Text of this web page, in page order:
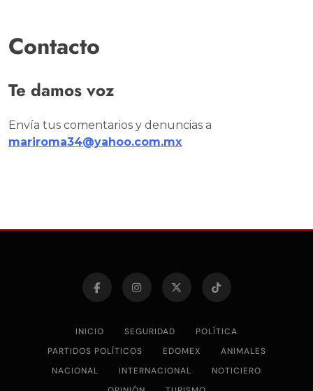
Contacto
Te damos voz
Envía tus comentarios y denuncias a
mariroma34@yahoo.com.mx
INICIO SEGURIDAD
POLÍTICA
PARTIDOS POLÍTICOS
EDOMEX
ANIMALES
NACIONAL
INTERNACIONAL
NOTICIERO